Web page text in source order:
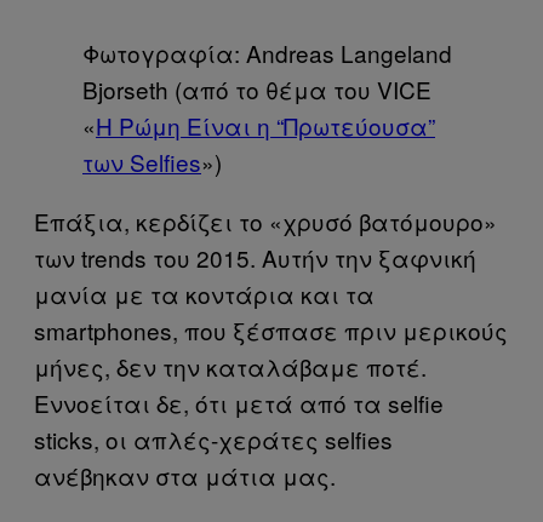
Φωτογραφία: Andreas Langeland
Bjorseth (από το θέμα του VICE
«Η Ρώμη Είναι η “Πρωτεύουσα”
των Selfies»)
Επάξια, κερδίζει το «χρυσό βατόμουρο»
των trends του 2015. Αυτήν την ξαφνική
μανία με τα κοντάρια και τα
smartphones, που ξέσπασε πριν μερικούς
μήνες, δεν την καταλάβαμε ποτέ.
Εννοείται δε, ότι μετά από τα selfie
sticks, οι απλές-χεράτες selfies
ανέβηκαν στα μάτια μας.